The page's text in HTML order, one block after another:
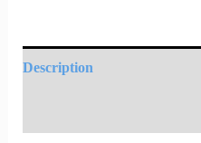
Description